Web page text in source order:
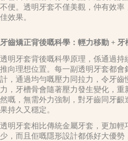
不便。透明牙套不僅美觀，仲有效率
佳效果。
牙齒矯正背後嘅科學：輕力移動 + 牙
透明牙套背後嘅科學原理，係通過持
推向理想位置。每一副透明牙套都會
計，通過均勻嘅壓力同拉力，令牙齒
力，牙槽骨會隨著壓力發生變化，重
然嘅，無需外力強制，對牙齒同牙齦
果持久又穩定。
透明牙套相比傳統金屬牙套，更加輕
少，而且佢嘅隱形設計都係好大優